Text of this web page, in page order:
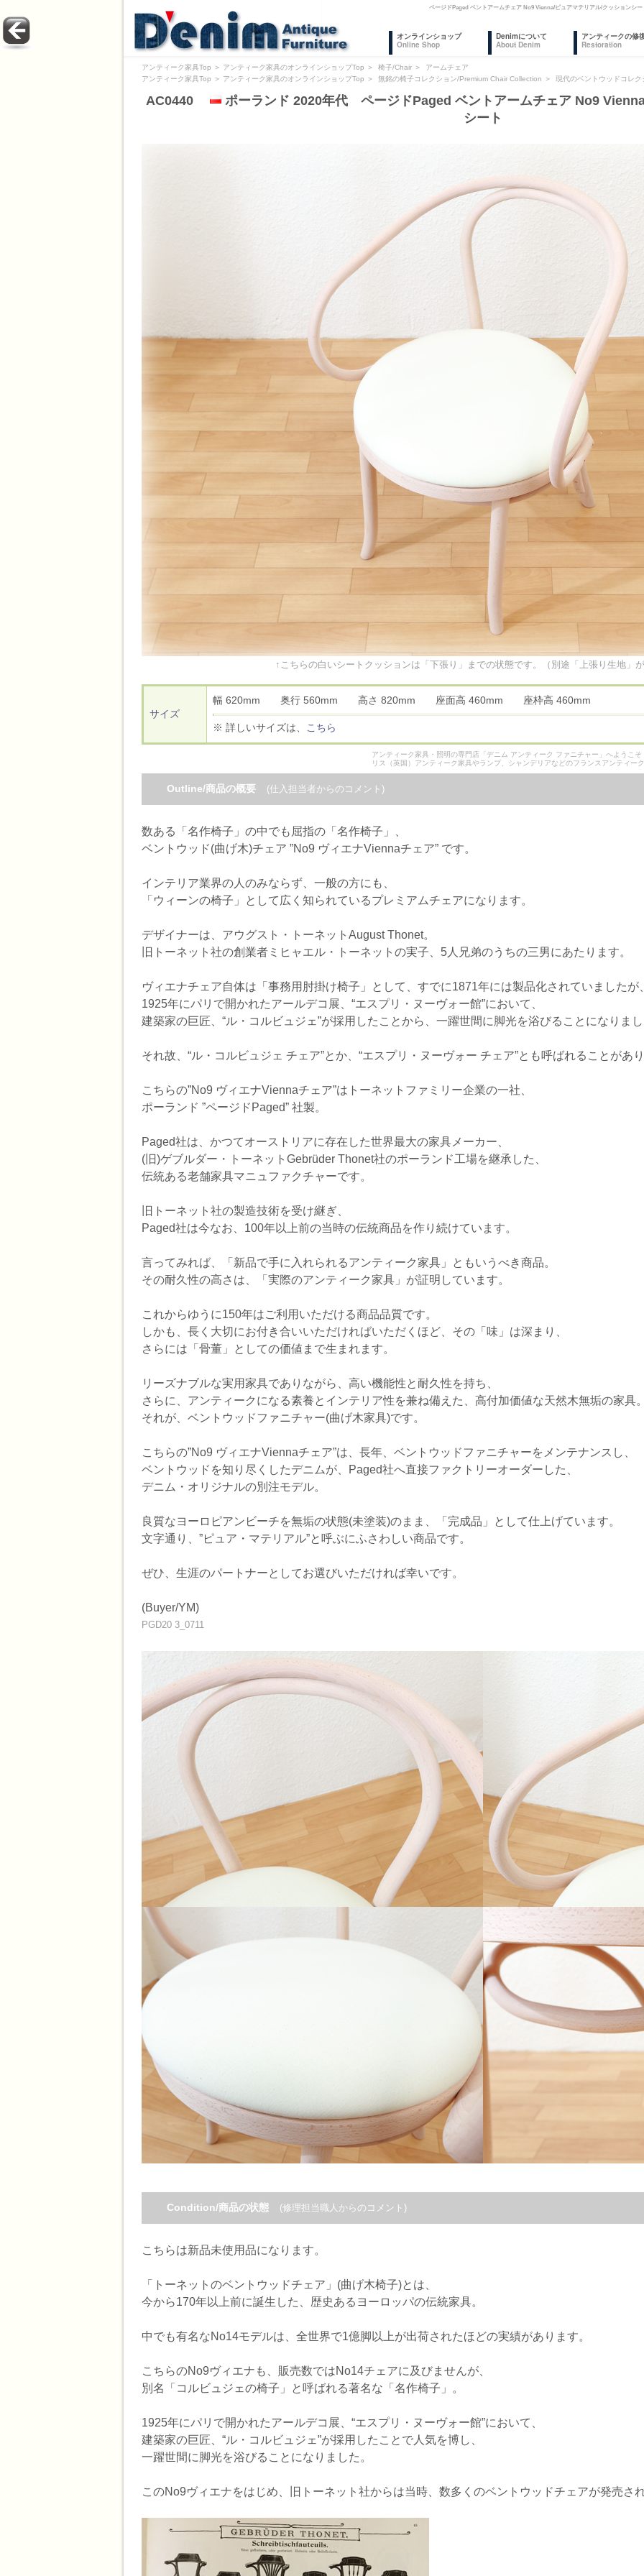
ページドPaged ベントアームチェア No9 Vienna/ピュアマテリアル/クッション
オンラインショップ
Online Shop
Denimについて
About Denim
アンティークの修
Restoration
アンティーク家具Top ＞ アンティーク家具のオンラインショップTop ＞ 椅子/Chair ＞
アームチェア
アンティーク家具Top ＞ アンティーク家具のオンラインショップTop ＞ 無銘の椅子コレクション/Premium Chair Collection ＞ 現代のベントウッドコレク
AC0440
ポーランド 2020年代 ページドPaged ベントアームチェア No9
シート
↑こちらの白いシートクッションは「下張り」までの状態です。（別途「上張り生地」
サイズ
幅 620mm 奥行 560mm 高さ 820mm 座面高 460mm 座枠高 460mm
※ 詳しいサイズは、 こちら
アンティーク家具・照明の専門店「デニム アンティーク ファニチャー」へようこ
リス（英国）アンティーク家具やランプ、シャンデリアなどのフランスアンティー
Outline/商品の概要 (仕入担当者からのコメント)
数ある「名作椅子」の中でも屈指の「名作椅子」、
ベントウッド(曲げ木)チェア ”No9 ヴィエナViennaチェア” です。
インテリア業界の人のみならず、一般の方にも、
「ウィーンの椅子」として広く知られているプレミアムチェアになります。
デザイナーは、アウグスト・トーネットAugust Thonet。
旧トーネット社の創業者ミヒャエル・トーネットの実子、5人兄弟のうちの三男にあたります。
ヴィエナチェア自体は「事務用肘掛け椅子」として、すでに1871年には製品化されていましたが
1925年にパリで開かれたアールデコ展、“エスプリ・ヌーヴォー館”において、
建築家の巨匠、“ル・コルビュジェ”が採用したことから、一躍世間に脚光を浴びることになりま
それ故、“ル・コルビュジェ チェア”とか、“エスプリ・ヌーヴォー チェア”とも呼ばれることがあ
こちらの”No9 ヴィエナViennaチェア”はトーネットファミリー企業の一社、
ポーランド ”ページドPaged” 社製。
Paged社は、かつてオーストリアに存在した世界最大の家具メーカー、
(旧)ゲブルダー・トーネットGebrüder Thonet社のポーランド工場を継承した、
伝統ある老舗家具マニュファクチャーです。
旧トーネット社の製造技術を受け継ぎ、
Paged社は今なお、100年以上前の当時の伝統商品を作り続けています。
言ってみれば、「新品で手に入れられるアンティーク家具」ともいうべき商品。
その耐久性の高さは、「実際のアンティーク家具」が証明しています。
これからゆうに150年はご利用いただける商品品質です。
しかも、長く大切にお付き合いいただければいただくほど、その「味」は深まり、
さらには「骨董」としての価値まで生まれます。
リーズナブルな実用家具でありながら、高い機能性と耐久性を持ち、
さらに、アンティークになる素養とインテリア性を兼ね備えた、高付加価値な天然木無垢の家具
それが、ベントウッドファニチャー(曲げ木家具)です。
こちらの”No9 ヴィエナViennaチェア”は、長年、ベントウッドファニチャーをメンテナンスし、
ベントウッドを知り尽くしたデニムが、Paged社へ直接ファクトリーオーダーした、
デニム・オリジナルの別注モデル。
良質なヨーロピアンビーチを無垢の状態(未塗装)のまま、「完成品」として仕上げています。
文字通り、”ピュア・マテリアル”と呼ぶにふさわしい商品です。
ぜひ、生涯のパートナーとしてお選びいただければ幸いです。
(Buyer/YM)
PGD20 3_0711
Condition/商品の状態 (修理担当職人からのコメント)
こちらは新品未使用品になります。
「トーネットのベントウッドチェア」(曲げ木椅子)とは、
今から170年以上前に誕生した、歴史あるヨーロッパの伝統家具。
中でも有名なNo14モデルは、全世界で1億脚以上が出荷されたほどの実績があります。
こちらのNo9ヴィエナも、販売数ではNo14チェアに及びませんが、
別名「コルビュジェの椅子」と呼ばれる著名な「名作椅子」。
1925年にパリで開かれたアールデコ展、“エスプリ・ヌーヴォー館”において、
建築家の巨匠、“ル・コルビュジェ”が採用したことで人気を博し、
一躍世間に脚光を浴びることになりました。
このNo9ヴィエナをはじめ、旧トーネット社からは当時、数多くのベントウッドチェアが発売さ